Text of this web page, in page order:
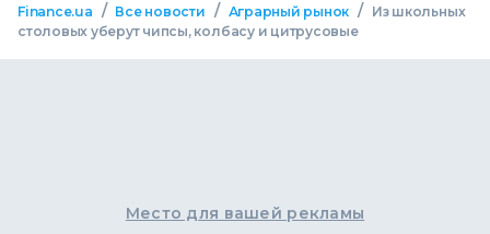
Finance.ua / Все новости / Аграрный рынок /
Из школьных
столовых уберут чипсы, колбасу и цитрусовые
Место для вашей рекламы